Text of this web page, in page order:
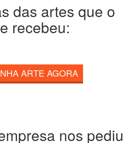
das artes que o
recebeu:
ARTE AGORA
nos pediu